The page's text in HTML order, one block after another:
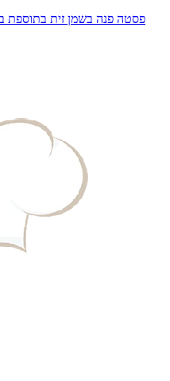
פסטה פנה בשמן זית בתוספת